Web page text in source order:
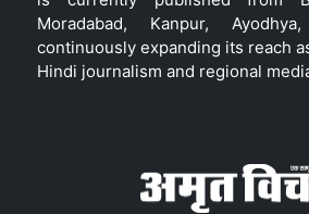
Moradabad, Kanpur,
continuously expanding its reach
Hindi journalism and regional